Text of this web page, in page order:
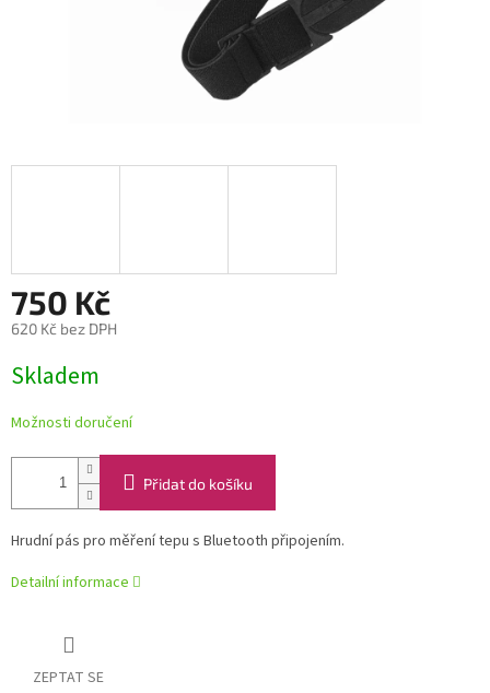
750 Kč
620 Kč bez DPH
cena:
Skladem
Možnosti doručení
Přidat do košíku
Hrudní pás pro měření tepu s Bluetooth připojením.
Detailní informace
ZEPTAT SE